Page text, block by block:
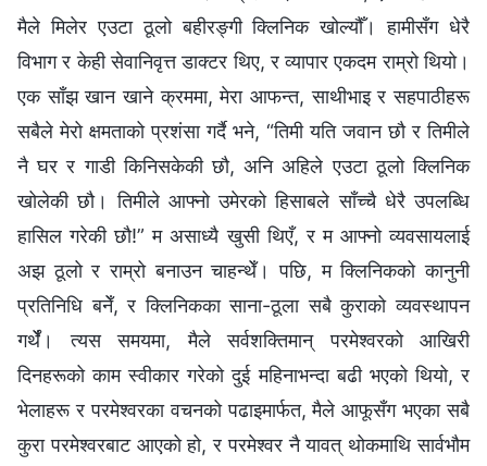
मैले मिलेर एउटा ठूलो बहीरङ्गी क्लिनिक खोल्यौँ। हामीसँग धेरै
विभाग र केही सेवानिवृत्त डाक्टर थिए, र व्यापार एकदम राम्रो थियो।
एक साँझ खान खाने क्रममा, मेरा आफन्त, साथीभाइ र सहपाठीहरू
सबैले मेरो क्षमताको प्रशंसा गर्दै भने, “तिमी यति जवान छौ र तिमीले
नै घर र गाडी किनिसकेकी छौ, अनि अहिले एउटा ठूलो क्लिनिक
खोलेकी छौ। तिमीले आफ्नो उमेरको हिसाबले साँच्चै धेरै उपलब्धि
हासिल गरेकी छौ!” म असाध्यै खुसी थिएँ, र म आफ्नो व्यवसायलाई
अझ ठूलो र राम्रो बनाउन चाहन्थेँ। पछि, म क्लिनिकको कानुनी
प्रतिनिधि बनेँ, र क्लिनिकका साना-ठूला सबै कुराको व्यवस्थापन
गर्थेँ। त्यस समयमा, मैले सर्वशक्तिमान् परमेश्‍वरको आखिरी
दिनहरूको काम स्वीकार गरेको दुई महिनाभन्दा बढी भएको थियो, र
भेलाहरू र परमेश्‍वरका वचनको पढाइमार्फत, मैले आफूसँग भएका सबै
कुरा परमेश्‍वरबाट आएको हो, र परमेश्‍वर नै यावत् थोकमाथि सार्वभौम